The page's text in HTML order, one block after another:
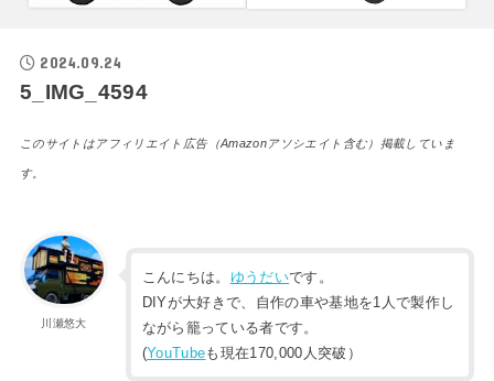
2024.09.24
5_IMG_4594
このサイトはアフィリエイト広告（Amazonアソシエイト含む）掲載していま
す。
川瀬悠大
こんにちは。 ゆうだいです。
DIYが大好きで、自作の車や基地を1人で製作し
ながら籠っている者です。
(YouTubeも現在170,000人突破）